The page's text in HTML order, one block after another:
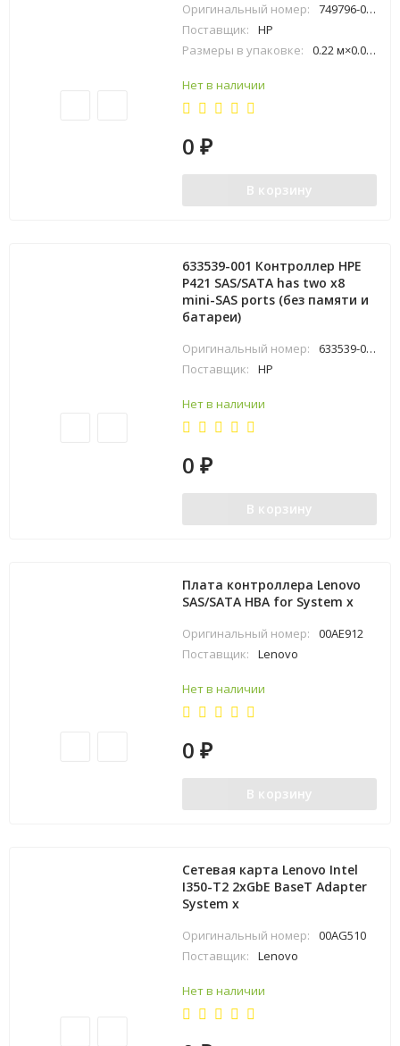
Оригинальный номер:
749796-001
Поставщик:
HP
Размеры в упаковке:
0.22 м×0.06 м×0.25 м
Нет в наличии
0₽
В корзину
633539-001 Контроллер HPE
P421 SAS/SATA has two x8
mini-SAS ports (без памяти и
батареи)
Оригинальный номер:
633539-001
Поставщик:
HP
Нет в наличии
0₽
В корзину
Плата контроллера Lenovo
SAS/SATA HBA for System x
Оригинальный номер:
00AE912
Поставщик:
Lenovo
Нет в наличии
0₽
В корзину
Сетевая карта Lenovo Intel
I350-T2 2xGbE BaseT Adapter
System x
Оригинальный номер:
00AG510
Поставщик:
Lenovo
Нет в наличии